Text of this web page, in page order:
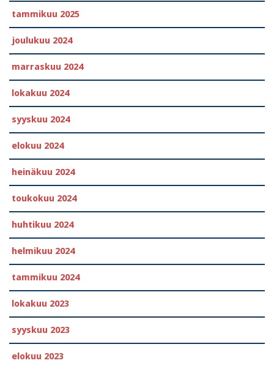
tammikuu 2025
joulukuu 2024
marraskuu 2024
lokakuu 2024
syyskuu 2024
elokuu 2024
heinäkuu 2024
toukokuu 2024
huhtikuu 2024
helmikuu 2024
tammikuu 2024
lokakuu 2023
syyskuu 2023
elokuu 2023